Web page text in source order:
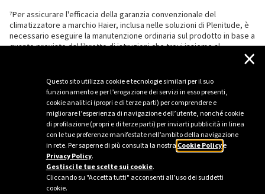
Questo sito utilizza cookie e tecnologie similari per il suo
funzionamento e per l’erogazione dei servizi in esso presenti,
cookie analitici (propri e di terze parti) per comprendere e
migliorare l’esperienza di navigazione dell’utente, nonché cookie
di profilazione (propri e di terze parti) per inviarti pubblicità in linea
con le tue preferenze manifestate nell’ambito della navigazione
in rete. Per saperne di più consulta la nostra Cookie Policye
Privacy Policy.
Gestisci le tue scelte sui cookie.
Cliccando su "Accetta tutti" acconsenti all’uso dei suddetti
cookie.
×
⁷Per assicurare l'efficacia della garanzia convenzionale del
climatizzatore a marchio Haier, inclusa nelle soluzioni di Plenitude, è
necessario eseguire la manutenzione ordinaria sul prodotto in base a
quanto previsto dal libretto di istruzioni che trovi insieme al